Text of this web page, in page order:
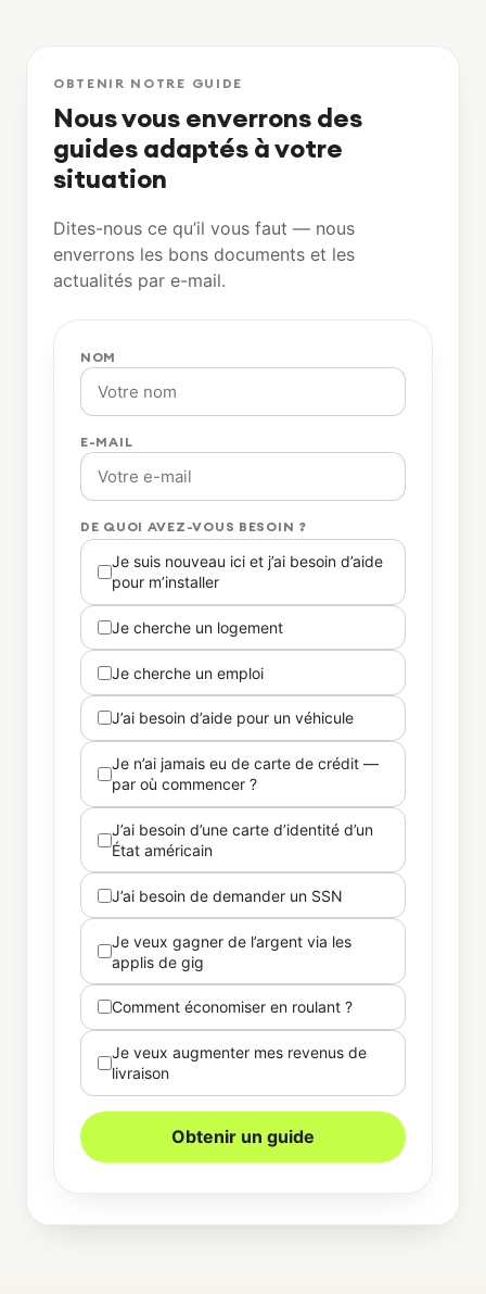
OBTENIR NOTRE GUIDE
Nous vous enverrons des
guides adaptés à votre
situation
Dites-nous ce qu’il vous faut — nous
enverrons les bons documents et les
actualités par e-mail.
NOM
E-MAIL
DE QUOI AVEZ-VOUS BESOIN ?
Je suis nouveau ici et j’ai besoin d’aide
pour m’installer
Je cherche un logement
Je cherche un emploi
J’ai besoin d’aide pour un véhicule
Je n’ai jamais eu de carte de crédit —
par où commencer ?
J’ai besoin d’une carte d’identité d’un
État américain
J’ai besoin de demander un SSN
Je veux gagner de l’argent via les
applis de gig
Comment économiser en roulant ?
Je veux augmenter mes revenus de
livraison
Obtenir un guide